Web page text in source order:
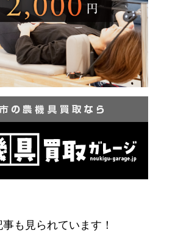
も見られています！